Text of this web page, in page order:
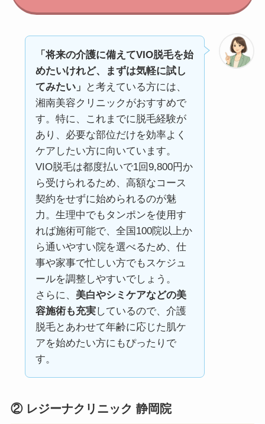
「将来の介護に備えてVIO脱毛を始
めたいけれど、まずは気軽に試し
てみたい」
と考えている方には、
湘南美容クリニックがおすすめで
す。特に、これまでに脱毛経験が
あり、必要な部位だけを効率よく
ケアしたい方に向いています。
VIO脱毛は都度払いで1回9,800円か
ら受けられるため、高額なコース
契約をせずに始められるのが魅
力。生理中でもタンポンを使用す
れば施術可能で、全国100院以上か
ら通いやすい院を選べるため、仕
事や家事で忙しい方でもスケジュ
ールを調整しやすいでしょう。
さらに、 美白やシミケアなどの美
容施術も充実しているので、介護
脱毛とあわせて年齢に応じた肌ケ
アを始めたい方にもぴったりで
す。
② レジーナクリニック 静岡院